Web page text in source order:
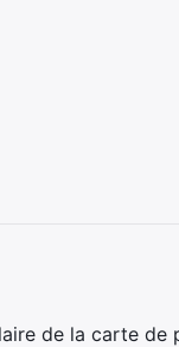
de la carte de